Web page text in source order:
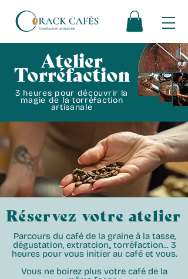
Atelier
Torréfaction
3 heures pour découvrir la
magie de la torréfaction
artisanale
Réservez votre atelier
Parcours du café de la graine à la tasse,
dégustation, extratcion,, torréfaction... 3
heures pour vous initier au café et vous.
Vous ne boirez plus votre café de la